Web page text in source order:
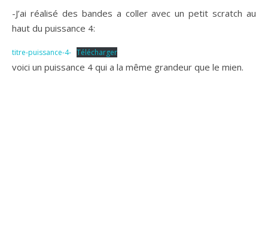
-J’ai réalisé des bandes a coller avec un petit scratch au
haut du puissance 4:
titre-puissance-4- Télécharger
voici un puissance 4 qui a la même grandeur que le mien.